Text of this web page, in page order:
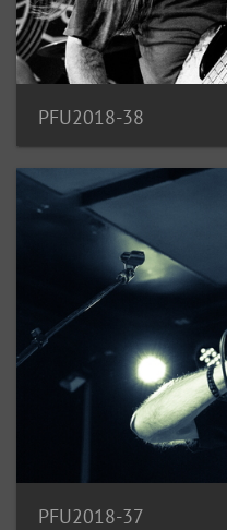
PFU2018-38
PFU2018-37